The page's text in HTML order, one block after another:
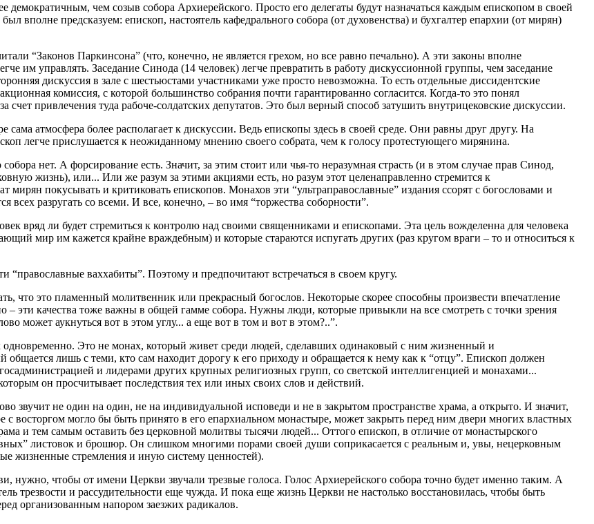
демократичным, чем созыв собора Архиерейского. Просто его делегаты будут назначаться каждым епископом в своей
вполне предсказуем: епископ, настоятель кафедрального собора (от духовенства) и бухгалтер епархии (от мирян)
“Законов Паркинсона” (что, конечно, не является грехом, но все равно печально). А эти законы вполне
им управлять. Заседание Синода (14 человек) легче превратить в работу дискуссионной группы, чем заседание
дискуссия в зале с шестьюстами участниками уже просто невозможна. То есть отдельные диссидентские
комиссия, с которой большинство собрания почти гарантированно согласится. Когда-то это понял
привлечения туда рабоче-солдатских депутатов. Это был верный способ затушить внутрицековские дискуссии.
атмосфера более располагает к дискуссии. Ведь епископы здесь в своей среде. Они равны друг другу. На
легче прислушается к неожиданному мнению своего собрата, чем к голосу протестующего мирянина.
нет. А форсирование есть. Значит, за этим стоит или чья-то неразумная страсть (и в этом случае прав Синод,
жизнь), или... Или же разум за этими акциями есть, но разум этот целенаправленно стремится к
мирян покусывать и критиковать епископов. Монахов эти “ультраправославные” издания ссорят с богословами и
разругать со всеми. И все, конечно, – во имя “торжества соборности”.
вряд ли будет стремиться к контролю над своими священниками и епископами. Эта цель вожделенна для человека
мир им кажется крайне враждебным) и которые стараются испугать других (раз кругом враги – то и относиться к
“православные ваххабиты”. Поэтому и предпочитают встречаться в своем кругу.
что это пламенный молитвенник или прекрасный богослов. Некоторые скорее способны произвести впечатление
эти качества тоже важны в общей гамме собора. Нужны люди, которые привыкли на все смотреть с точки зрения
может аукнуться вот в этом углу... а еще вот в том и вот в этом?..”.
Это не монах, который живет среди людей, сделавших одинаковый с ним жизненный и
лишь с теми, кто сам находит дорогу к его приходу и обращается к нему как к “отцу”. Епископ должен
и лидерами других крупных религиозных групп, со светской интеллигенцией и монахами...
он просчитывает последствия тех или иных своих слов и действий.
звучит не один на один, не на индивидуальной исповеди и не в закрытом пространстве храма, а открыто. И значит,
с восторгом могло бы быть принято в его епархиальном монастыре, может закрыть перед ним двери многих властных
и тем самым оставить без церковной молитвы тысячи людей... Оттого епископ, в отличие от монастырского
листовок и брошюр. Он слишком многими порами своей души соприкасается с реальным и, увы, нецерковным
жизненные стремления и иную систему ценностей).
нужно, чтобы от имени Церкви звучали трезвые голоса. Голос Архиерейского собора точно будет именно таким. А
трезвости и рассудительности еще чужда. И пока еще жизнь Церкви не настолько восстановилась, чтобы быть
организованным напором заезжих радикалов.